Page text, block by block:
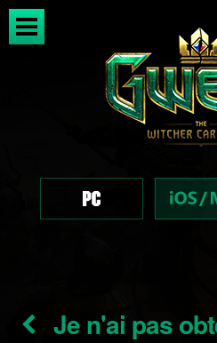
Je n'ai pas obtenu une